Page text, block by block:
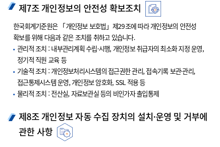
제7조 개인정보의 안전성 확보조치
한국회계기준원은 「개인정보 보호법」제29조에 따라 개인정보의 안전성
확보를 위해 다음과 같은 조치를 취하고 있습니다.
관리적 조치 : 내부관리계획 수립·시행, 개인정보 취급자의 최소화 지정 운영,
정기적 직원 교육 등
기술적 조치 : 개인정보처리시스템의 접근권한 관리, 접속기록 보관·관리,
접근통제시스템 운영, 개인정보 암호화, SSL 적용 등
물리적 조치 : 전산실, 자료보관실 등의 비인가자 출입통제
제8조 개인정보 자동 수집 장치의 설치·운영 및 거부에
관한 사항